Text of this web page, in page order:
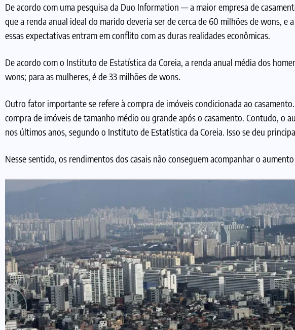
De acordo com uma pesquisa da Duo Information — a maior empresa de
que a renda anual ideal do marido deveria ser de cerca de 60 milhões de wons, e
essas expectativas entram em conflito com as duras realidades econômicas.
De acordo com o Instituto de Estatística da Coreia, a renda anual média dos
wons; para as mulheres, é de 33 milhões de wons.
Outro fator importante se refere à compra de imóveis condicionada ao
compra de imóveis de tamanho médio ou grande após o casamento. Contudo, o
nos últimos anos, segundo o Instituto de Estatística da Coreia. Isso se deu
Nesse sentido, os rendimentos dos casais não conseguem acompanhar o